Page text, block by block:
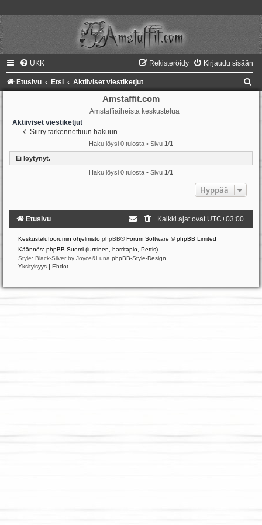
UKK Kirjaudu sisään
Rekisteröidy
Etusivu Etsi Aktiiviset viestiketjut
Amstaffit.com
Amstaffiaiheista keskustelua
Aktiiviset viestiketjut
Siirry tarkennettuun hakuun
Haku löysi 0 tulosta • Sivu 1/1
Ei löytynyt.
Haku löysi 0 tulosta • Sivu 1/1
Hyppää
Etusivu Kaikki ajat ovat UTC+03:00
Keskustelufoorumin ohjelmisto phpBB® Forum Software © phpBB Limited
Käännös: phpBB Suomi (lurttinen, harritapio, Pettis)
Style: Black-Silver by Joyce&Luna phpBB-Style-Design
Yksityisyys | Ehdot